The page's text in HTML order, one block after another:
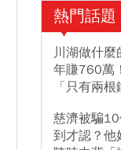
熱門話題
川湖做什麼
年賺760萬
「只有兩
慈濟被騙
到才認？